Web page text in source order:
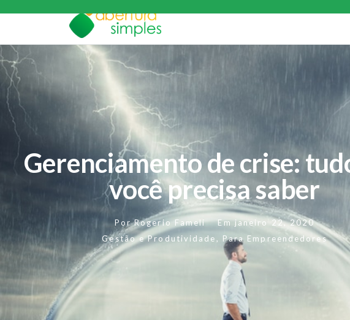
Gerenciamento de crise:
você precisa saber
PorRogerio Fameli Em janeiro 22, 2020
Gestão e Produtividade, Para Empreendedores